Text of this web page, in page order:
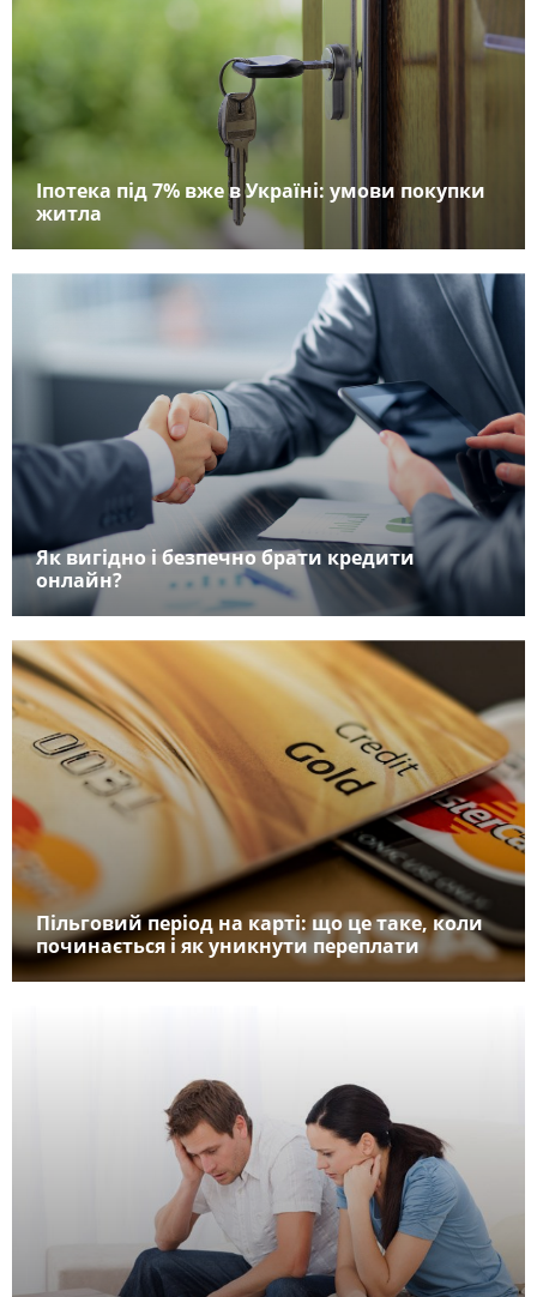
Іпотека під 7% вже в Україні: умови покупки
житла
Як вигідно і безпечно брати кредити
онлайн?
Пільговий період на карті: що це таке, коли
починається і як уникнути переплати